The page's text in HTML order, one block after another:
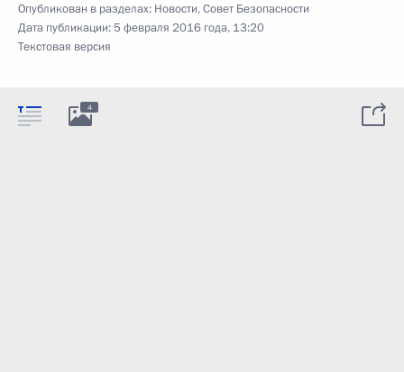
Опубликован в разделах: Новости,Совет Безопасности
Дата публикации:5 февраля 2016 года, 13:20
Текстовая версия
4